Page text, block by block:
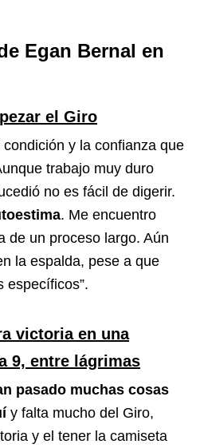
Egan Bernal en
el Giro
y la confianza que
trabajo muy duro
no es fácil de digerir.
. Me encuentro
de un proceso largo. Aún
la espalda, pese a que
específicos”.
victoria en una
9, entre lágrimas
pasado muchas cosas
y falta mucho del Giro,
y el tener la camiseta